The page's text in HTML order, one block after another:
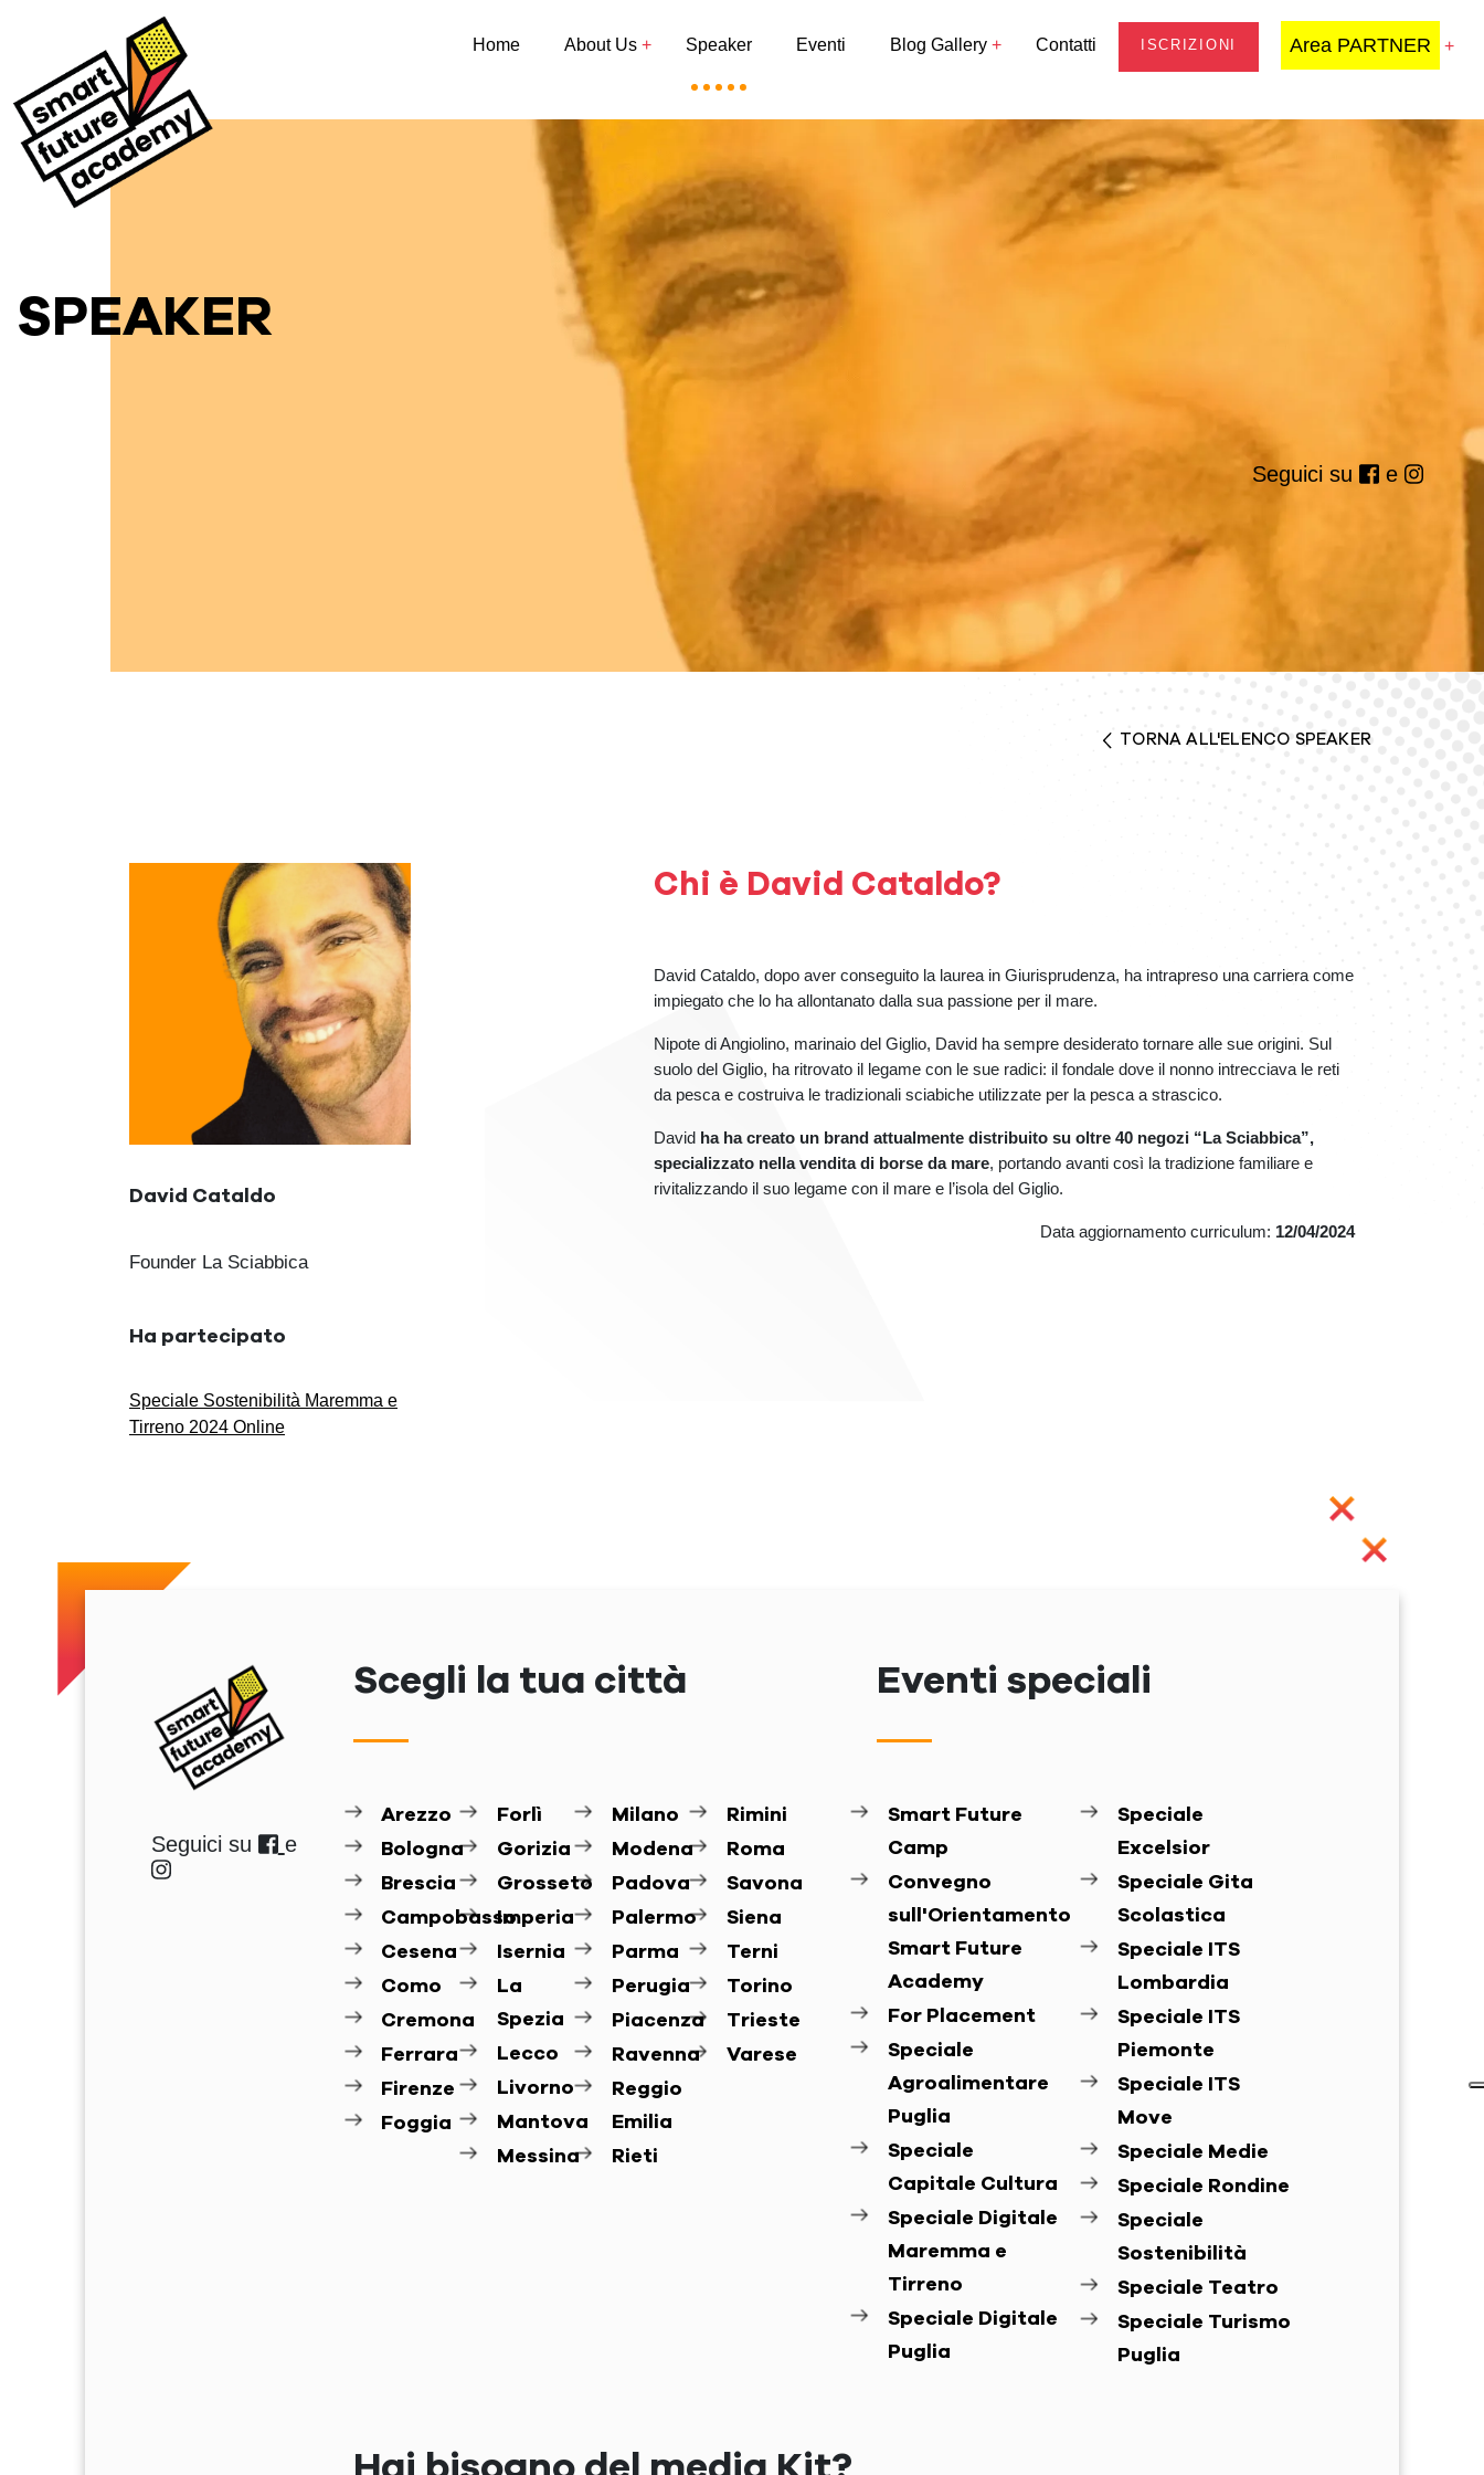
Home About Us Speaker Eventi Blog Gallery Contatti ISCRIZIONI Area PARTNER
SPEAKER
Seguici su e
TORNA ALL'ELENCO SPEAKER
David Cataldo
Founder La Sciabbica
Chi è David Cataldo?
David Cataldo, dopo aver conseguito la laurea in Giurisprudenza, ha intrapreso una carriera come
impiegato che lo ha allontanato dalla sua passione per il mare.
Nipote di Angiolino, marinaio del Giglio, David ha sempre desiderato tornare alle sue origini. Sul
suolo del Giglio, ha ritrovato il legame con le sue radici: il fondale dove il nonno intrecciava le reti
da pesca e costruiva le tradizionali sciabiche utilizzate per la pesca a strascico.
David ha ha creato un brand attualmente distribuito su oltre 40 negozi “La Sciabbica”,
specializzato nella vendita di borse da mare, portando avanti così la tradizione familiare e
rivitalizzando il suo legame con il mare e l’isola del Giglio.
Data aggiornamento curriculum: 12/04/2024
Ha partecipato
Speciale Sostenibilità Maremma e
Tirreno 2024 Online
Seguici su e
Scegli la tua città
Arezzo
Bologna
Brescia
Campobasso
Cesena
Como
Cremona
Ferrara
Firenze
Foggia
Forlì
Gorizia
Grosseto
Imperia
Isernia
La
Spezia
Lecco
Livorno
Mantova
Messina
Milano
Modena
Padova
Palermo
Parma
Perugia
Piacenza
Ravenna
Reggio
Emilia
Rieti
Rimini
Roma
Savona
Siena
Terni
Torino
Trieste
Varese
Eventi speciali
Smart Future
Camp
Convegno
sull'Orientamento
Smart Future
Academy
For Placement
Speciale
Agroalimentare
Puglia
Speciale
Capitale Cultura
Speciale Digitale
Maremma e
Tirreno
Speciale Digitale
Puglia
Speciale
Excelsior
Speciale Gita
Scolastica
Speciale ITS
Lombardia
Speciale ITS
Piemonte
Speciale ITS
Move
Speciale Medie
Speciale Rondine
Speciale
Sostenibilità
Speciale Teatro
Speciale Turismo
Puglia